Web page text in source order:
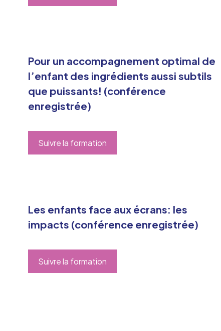
Pour un accompagnement optimal de
l’enfant des ingrédients aussi subtils
que puissants! (conférence
enregistrée)
Suivre la formation
Les enfants face aux écrans: les
impacts (conférence enregistrée)
Suivre la formation